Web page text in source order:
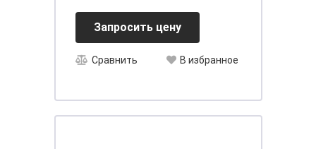
Запросить цену
Сравнить В избранное